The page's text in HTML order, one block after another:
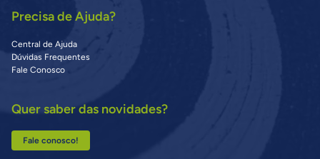
Precisa de Ajuda?
Central de Ajuda
Dúvidas Frequentes
Fale Conosco
Quer saber das novidades?
Fale conosco!